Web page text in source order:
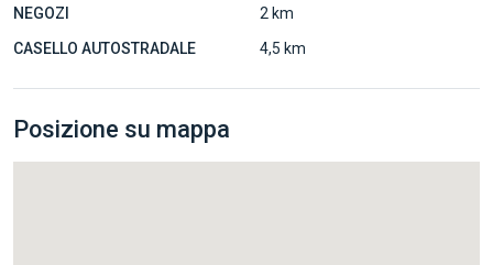
NEGOZI
2 km
CASELLO AUTOSTRADALE
4,5 km
Posizione su mappa